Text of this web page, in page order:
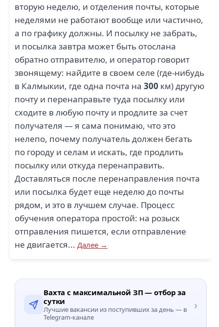
вторую неделю, и отделения почты, которые
неделями не работают вообще или частично,
а по графику должны. И посылку не забрать,
и посылка завтра может быть отослана
обратно отправителю, и оператор говорит
звонящему: найдите в своем селе (где-нибудь
в Калмыкии, где одна почта на 300 км) другую
почту и перенаправьте туда посылку или
сходите в любую почту и продлите за счет
получателя — я сама понимаю, что это
нелепо, почему получатель должен бегать
по городу и селам и искать, где продлить
посылку или откуда перенаправить.
Доставляться после перенаправления почта
или посылка будет еще неделю до почты
рядом, и это в лучшем случае. Процесс
обучения оператора простой: на розыск
отправления пишется, если отправление
не двигается... Далее →
Вахта с максимальной ЗП — отбор за
сутки
Лучшие вакансии из поступивших за день — в
Telegram-канале
›